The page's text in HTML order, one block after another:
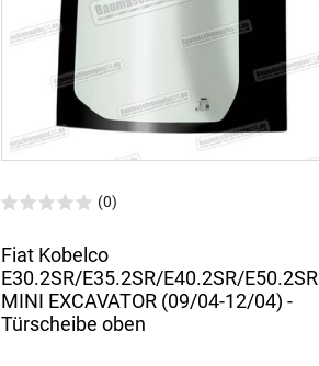
(0)
Fiat Kobelco
E30.2SR/E35.2SR/E40.2SR/E50.2SR
MINI EXCAVATOR (09/04-12/04) -
Türscheibe oben